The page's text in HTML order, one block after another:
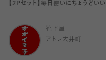
【2Pセット】毎日使いにちょうどいい
靴下屋
アトレ大井町